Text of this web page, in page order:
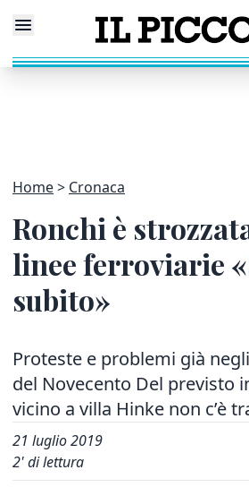
Home Cronaca
Ronchi è
linee ferroviarie
subito»
Proteste e problemi già
del Novecento Del previsto
vicino a villa Hinke non c’è
21 luglio 2019
2' di lettura